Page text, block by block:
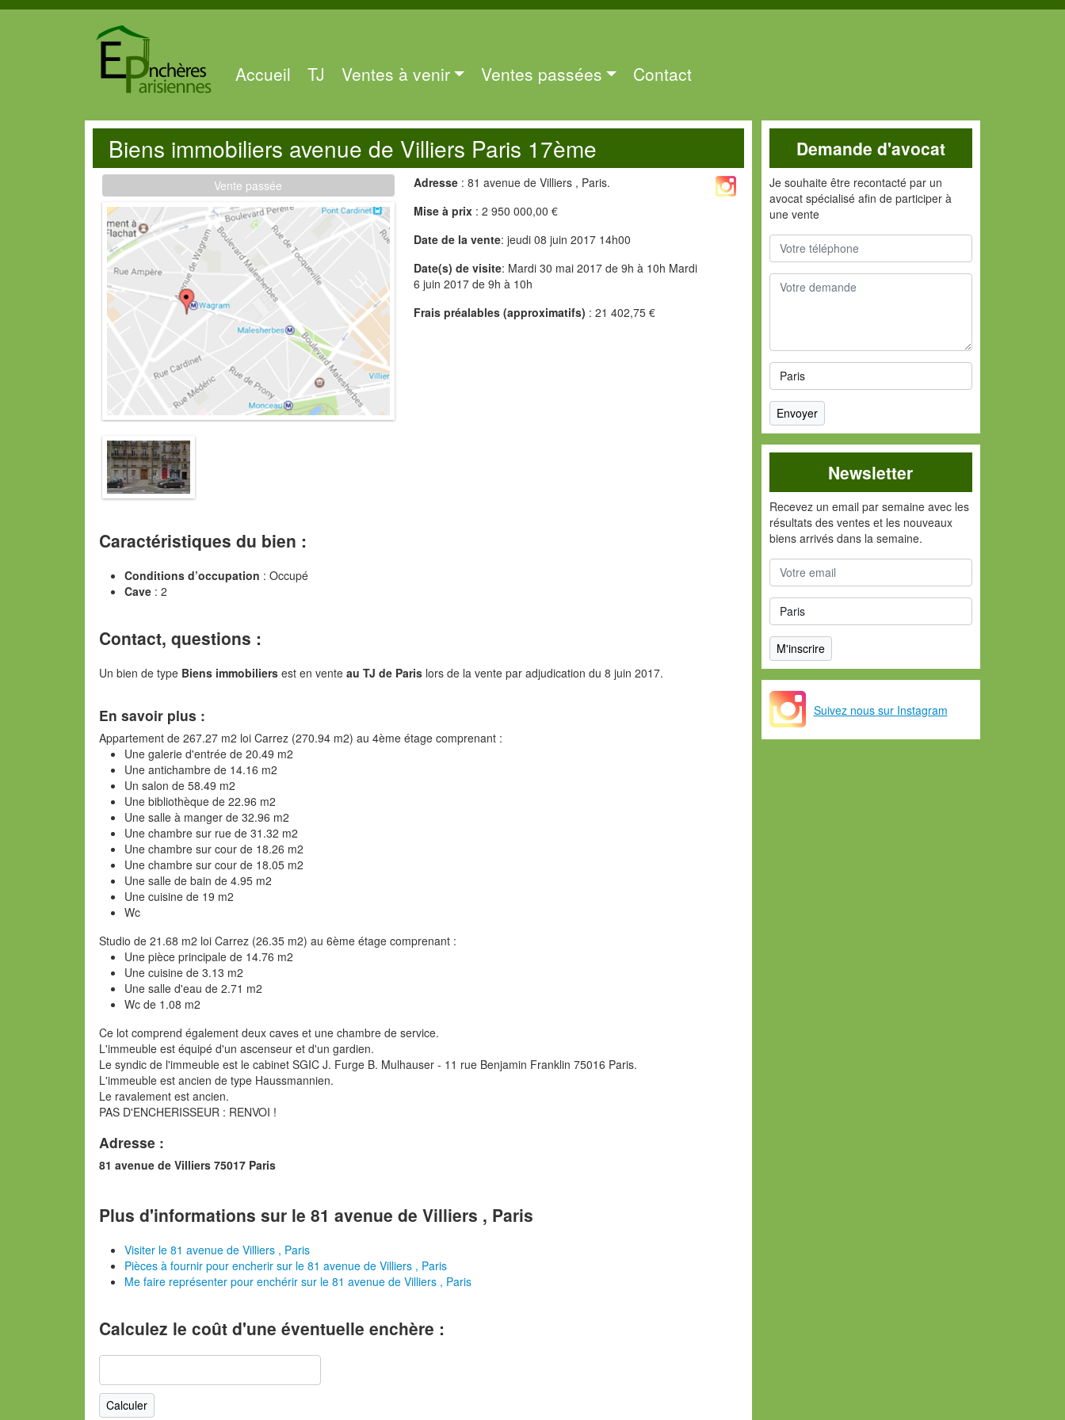
Accueil TJ Ventes à venir Ventes passées Contact
Biens immobiliers avenue de Villiers Paris 17ème
Vente passée Adresse: 81 avenue de Villiers , Paris.
Mise à prix: 2 950 000,00 €
Date de la vente: jeudi 08 juin 2017 14h00
Date(s) de visite: Mardi 30 mai 2017 de 9h à 10h Mardi
6 juin 2017 de 9h à 10h
Frais préalables (approximatifs) : 21 402,75 €
Caractéristiques du bien :
Conditions d’occupation : Occupé
Cave : 2
Contact, questions :
Un bien de type Biens immobiliers est en vente au TJ de Paris lors de la vente par adjudication du 8 juin 2017.
En savoir plus :
Appartement de 267.27 m2 loi Carrez (270.94 m2) au 4ème étage comprenant :
Une galerie d'entrée de 20.49 m2
Une antichambre de 14.16 m2
Un salon de 58.49 m2
Une bibliothèque de 22.96 m2
Une salle à manger de 32.96 m2
Une chambre sur rue de 31.32 m2
Une chambre sur cour de 18.26 m2
Une chambre sur cour de 18.05 m2
Une salle de bain de 4.95 m2
Une cuisine de 19 m2
Wc
Studio de 21.68 m2 loi Carrez (26.35 m2) au 6ème étage comprenant :
Une pièce principale de 14.76 m2
Une cuisine de 3.13 m2
Une salle d'eau de 2.71 m2
Wc de 1.08 m2
Ce lot comprend également deux caves et une chambre de service.
L'immeuble est équipé d'un ascenseur et d'un gardien.
Le syndic de l'immeuble est le cabinet SGIC J. Furge B. Mulhauser - 11 rue Benjamin Franklin 75016 Paris.
L'immeuble est ancien de type Haussmannien.
Le ravalement est ancien.
PAS D'ENCHERISSEUR : RENVOI !
Adresse :
81 avenue de Villiers 75017 Paris
Plus d'informations sur le 81 avenue de Villiers , Paris
Visiter le 81 avenue de Villiers , Paris
Pièces à fournir pour encherir sur le 81 avenue de Villiers , Paris
Me faire représenter pour enchérir sur le 81 avenue de Villiers , Paris
Calculez le coût d'une éventuelle enchère :
Demande d'avocat
Je souhaite être recontacté par un
avocat spécialisé afin de participer à
une vente
Newsletter
Recevez un email par semaine avec les
résultats des ventes et les nouveaux
biens arrivés dans la semaine.
Suivez nous sur Instagram